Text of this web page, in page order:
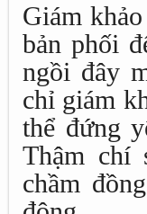
Giám
bản phối
ngồi đây
chỉ giám
thể đứng
Thậm chí
chầm